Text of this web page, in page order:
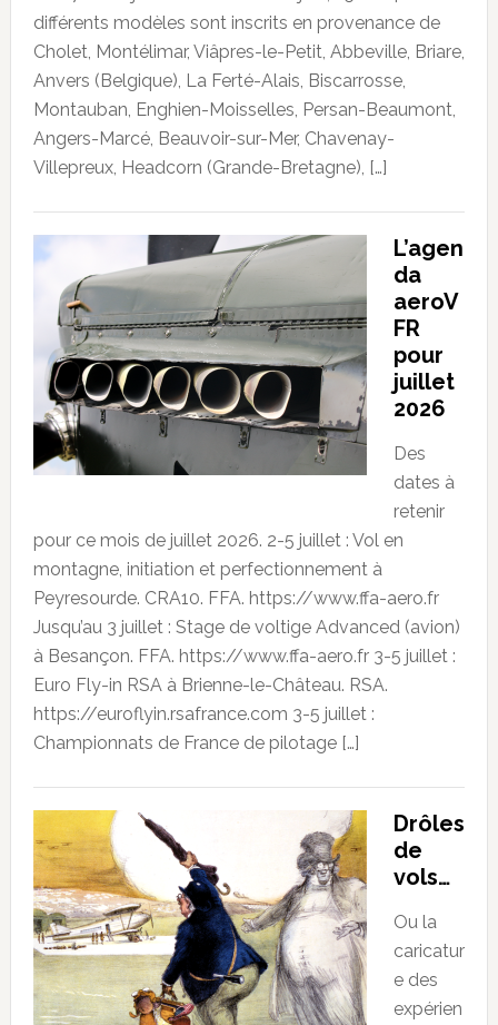
différents modèles sont inscrits en provenance de
Cholet, Montélimar, Viâpres-le-Petit, Abbeville, Briare,
Anvers (Belgique), La Ferté-Alais, Biscarrosse,
Montauban, Enghien-Moisselles, Persan-Beaumont,
Angers-Marcé, Beauvoir-sur-Mer, Chavenay-
Villepreux, Headcorn (Grande-Bretagne), […]
L’agen
da
aeroV
FR
pour
juillet
2026
Des
dates à
retenir
pour ce mois de juillet 2026. 2-5 juillet : Vol en
montagne, initiation et perfectionnement à
Peyresourde. CRA10. FFA. https://www.ffa-aero.fr
Jusqu’au 3 juillet : Stage de voltige Advanced (avion)
à Besançon. FFA. https://www.ffa-aero.fr 3-5 juillet :
Euro Fly-in RSA à Brienne-le-Château. RSA.
https://euroflyin.rsafrance.com 3-5 juillet :
Championnats de France de pilotage […]
Drôles
de
vols…
Ou la
caricatur
e des
expérien